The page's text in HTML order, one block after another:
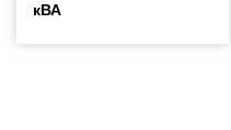
кВА